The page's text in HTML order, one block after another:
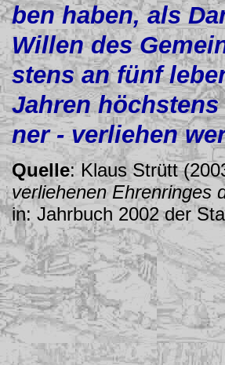
ben haben, als
Willen des
stens an fünf
Jahren
ner - verliehen
Quelle: Klaus Strütt
verliehenen Ehrenringes
in: Jahrbuch 2002 der